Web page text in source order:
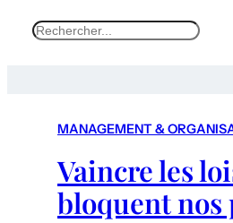
S
MANAGEMENT &
Vaincre les
bloquent nos